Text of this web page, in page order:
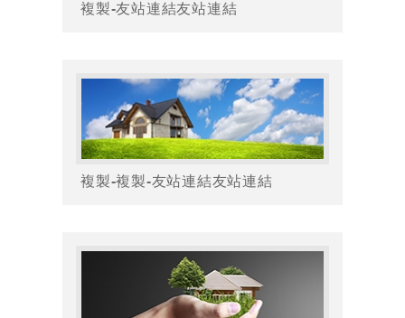
複製-友站連結友站連結
複製-複製-友站連結友站連結